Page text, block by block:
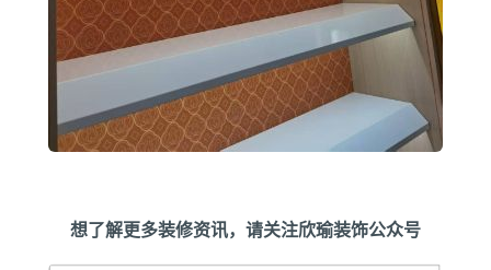
想了解更多装修资讯，请关注欣瑜装饰公众号